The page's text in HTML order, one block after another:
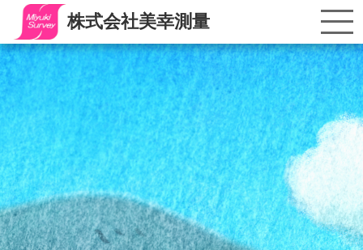
株式会社美幸測量